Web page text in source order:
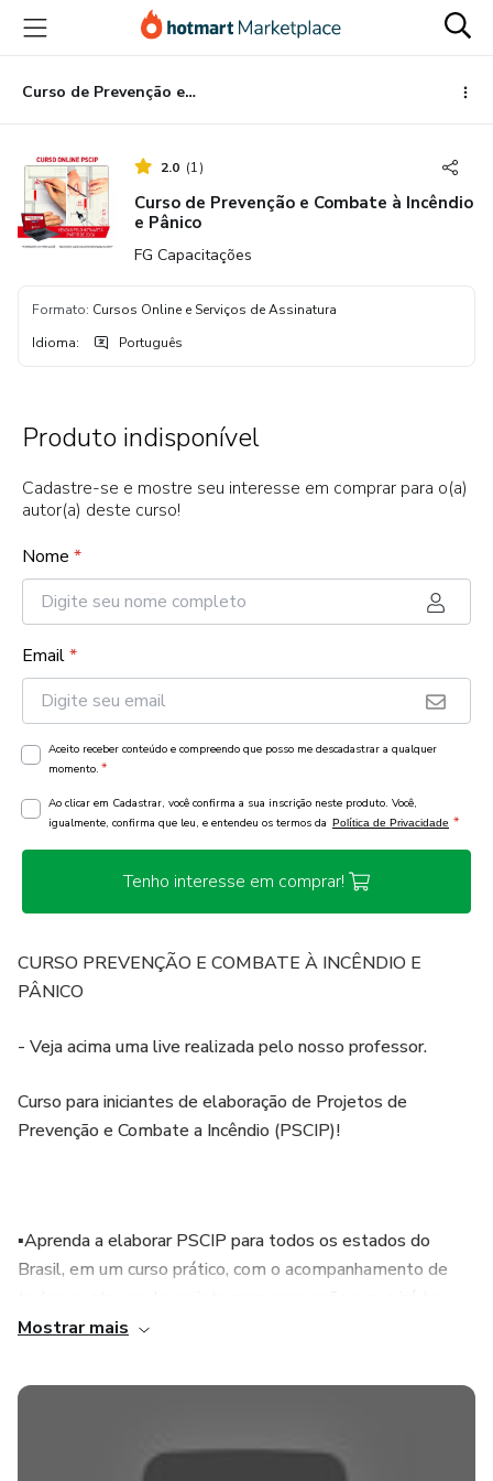
para
conteúdo
principal
para
pagamento
para
rodapé
Curso de Prevenção e Combate à Incêndio e Pânico
2.0 (1)
Curso de Prevenção e Combate à Incêndio
e Pânico
FG Capacitações
Formato: Cursos Online e Serviços de Assinatura
Idioma: Português
Produto indisponível
Cadastre-se e mostre seu interesse em comprar para o(a)
autor(a) deste curso!
Nome *
Email*
Aceito receber conteúdo e compreendo que posso me descadastrar a qualquer
momento. *
Ao clicar em Cadastrar, você confirma a sua inscrição neste produto. Você,
igualmente, confirma que leu, e entendeu os termos da Política de Privacidade *
Tenho interesse em comprar!
CURSO PREVENÇÃO E COMBATE À INCÊNDIO E
PÂNICO
- Veja acima uma live realizada pelo nosso professor.
Curso para iniciantes de elaboração de Projetos de
Prevenção e Combate a Incêndio (PSCIP)!
▪Aprenda a elaborar PSCIP para todos os estados do
Brasil, em um curso prático, com o acompanhamento de
proporcionar uma base sólida.
- Software: AutoCad
Mostrar mais